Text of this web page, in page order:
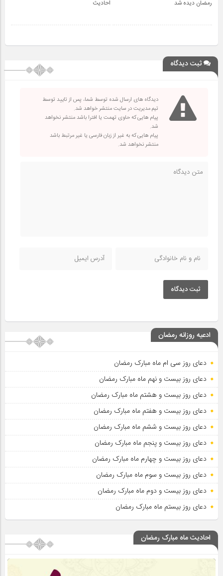
رمضان دیده شد احادیث
ثبت دیدگاه
دیدگاه های ارسال شده توسط شما، پس از تایید توسط
تیم مدیریت در سایت منتشر خواهد شد.
پیام هایی که حاوی تهمت یا افترا باشد منتشر نخواهد
شد.
پیام هایی که به غیر از زبان فارسی یا غیر مرتبط باشد
منتشر نخواهد شد.
ثبت دیدگاه
ادعیه روزانه رمضان
دعای روز سی ام ماه مبارک رمضان
دعای روز بیست و نهم ماه مبارک رمضان
دعای روز بیست و هشتم ماه مبارک رمضان
دعای روز بیست و هفتم ماه مبارک رمضان
دعای روز بیست و ششم ماه مبارک رمضان
دعای روز بیست و پنجم ماه مبارک رمضان
دعای روز بیست و چهارم ماه مبارک رمضان
دعای روز بیست و سوم ماه مبارک رمضان
دعای روز بیست و دوم ماه مبارک رمضان
دعای روز بیستم ماه مبارک رمضان
احادیث ماه مبارک رمضان